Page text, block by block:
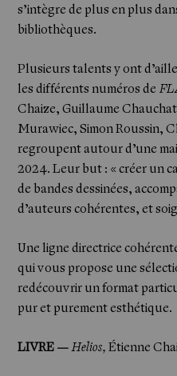
s’intègre de plus en plus
bibliothèques.
Plusieurs talents y ont
les différents numéros de
Chaize,Guillaume Chauchat
Murawiec,Simon Roussin,
regroupent autour d’une
2024. Leur but : « créer un
de bandes dessinées,
d’auteurs cohérentes, et
Une ligne directrice
qui vous propose une
redécouvrir un format
pur et purement esthétique.
LIVRE —Helios,Étienne